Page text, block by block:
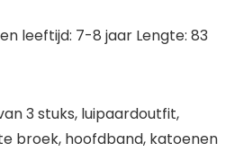
leeftijd: 7-8 jaar Lengte: 83
3 stuks, luipaardoutfit,
broek, hoofdband, katoenen